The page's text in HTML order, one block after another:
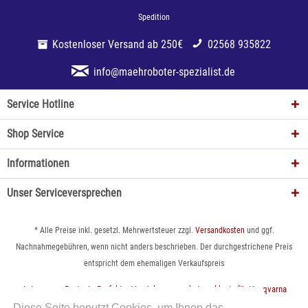
Spedition
Kostenloser Versand ab 250€ 02568 935822
info@maehroboter-spezialist.de
Service Hotline
Shop Service
Informationen
Unser Serviceversprechen
* Alle Preise inkl. gesetzl. Mehrwertsteuer zzgl. Versandkosten und ggf.
Nachnahmegebühren, wenn nicht anders beschrieben. Der durchgestrichene Preis
entspricht dem ehemaligen Verkaufspreis
Automower Protect - Perfekter Versicherungsschutz exklusiv für Husqvarna